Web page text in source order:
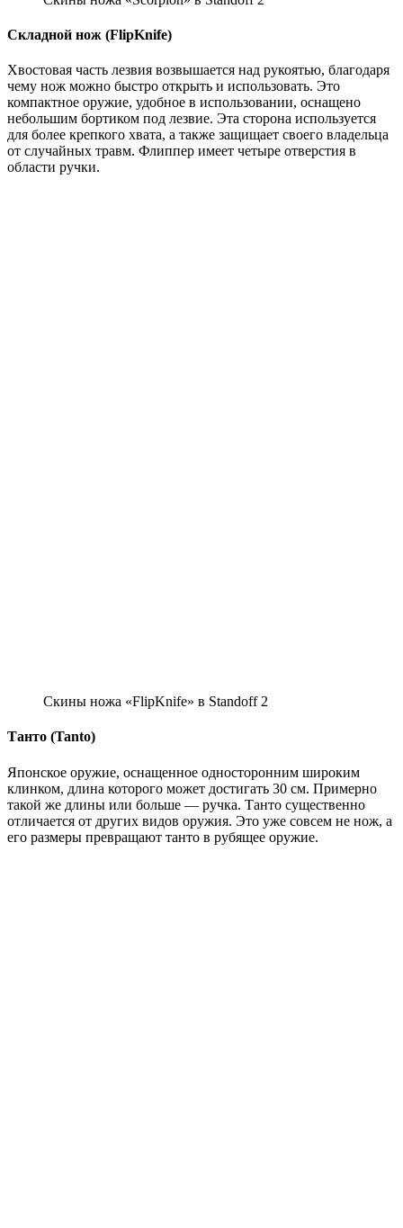
Складной нож (FlipKnife)
Хвостовая часть лезвия возвышается над рукоятью, благодаря
чему нож можно быстро открыть и использовать. Это
компактное оружие, удобное в использовании, оснащено
небольшим бортиком под лезвие. Эта сторона используется
для более крепкого хвата, а также защищает своего владельца
от случайных травм. Флиппер имеет четыре отверстия в
области ручки.
Скины ножа «FlipKnife» в Standoff 2
Танто (Tanto)
Японское оружие, оснащенное односторонним широким
клинком, длина которого может достигать 30 см. Примерно
такой же длины или больше — ручка. Танто существенно
отличается от других видов оружия. Это уже совсем не нож, а
его размеры превращают танто в рубящее оружие.